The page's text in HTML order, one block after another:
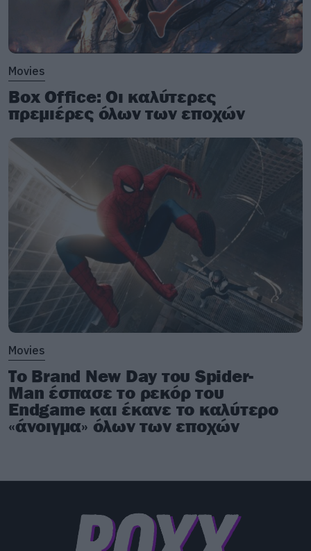
Movies
Box Office: Οι καλύτερες
πρεμιέρες όλων των εποχών
Movies
Το Brand New Day του Spider-
Man έσπασε το ρεκόρ του
Endgame και έκανε το καλύτερο
«άνοιγμα» όλων των εποχών